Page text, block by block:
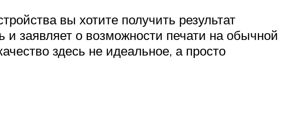
вы хотите получить результат
и заявляет о возможности печати на обычной
здесь не идеальное, а просто